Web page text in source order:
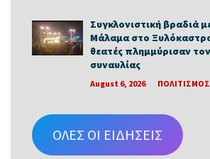
Συγκλονιστική βραδιά
Μάλαμα στο Ξυλόκαστρο
θεατές πλημμύρισαν
συναυλίας
August 6, 2026 ΠΟΛΙΤΙΣΜΟΣ
ΟΛΕΣ ΟΙ ΕΙΔΗΣΕΙΣ